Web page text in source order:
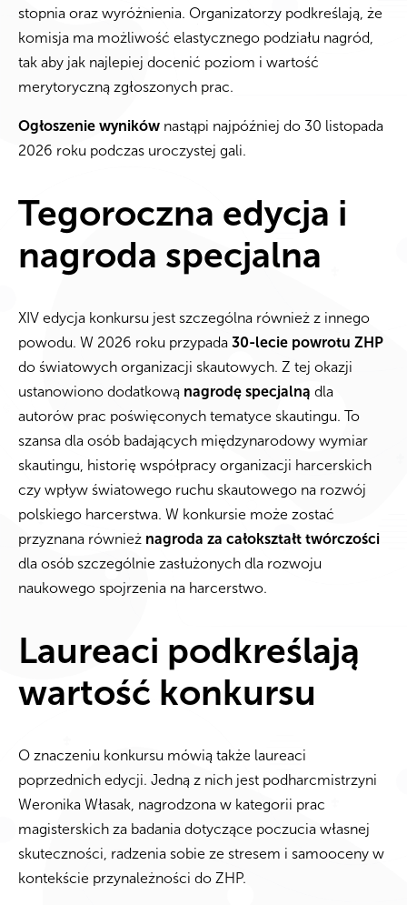
stopnia oraz wyróżnienia. Organizatorzy podkreślają, że
komisja ma możliwość elastycznego podziału nagród,
tak aby jak najlepiej docenić poziom i wartość
merytoryczną zgłoszonych prac.
Ogłoszenie wyników nastąpi najpóźniej do 30 listopada
2026 roku podczas uroczystej gali.
Tegoroczna edycja i
nagroda specjalna
XIV edycja konkursu jest szczególna również z innego
powodu. W 2026 roku przypada 30-lecie powrotu ZHP
do światowych organizacji skautowych. Z tej okazji
ustanowiono dodatkową nagrodę specjalną dla
autorów prac poświęconych tematyce skautingu. To
szansa dla osób badających międzynarodowy wymiar
skautingu, historię współpracy organizacji harcerskich
czy wpływ światowego ruchu skautowego na rozwój
polskiego harcerstwa. W konkursie może zostać
przyznana również nagroda za całokształt twórczości
dla osób szczególnie zasłużonych dla rozwoju
naukowego spojrzenia na harcerstwo.
Laureaci podkreślają
wartość konkursu
O znaczeniu konkursu mówią także laureaci
poprzednich edycji. Jedną z nich jest podharcmistrzyni
Weronika Własak, nagrodzona w kategorii prac
magisterskich za badania dotyczące poczucia własnej
skuteczności, radzenia sobie ze stresem i samooceny w
kontekście przynależności do ZHP.